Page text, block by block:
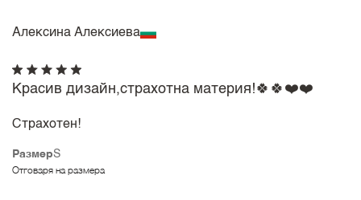
Алексина Алексиева
РазмерS
Отговаря на размера
Красив дизайн,страхотна материя!🍀🍀❤️❤️
Страхотен!